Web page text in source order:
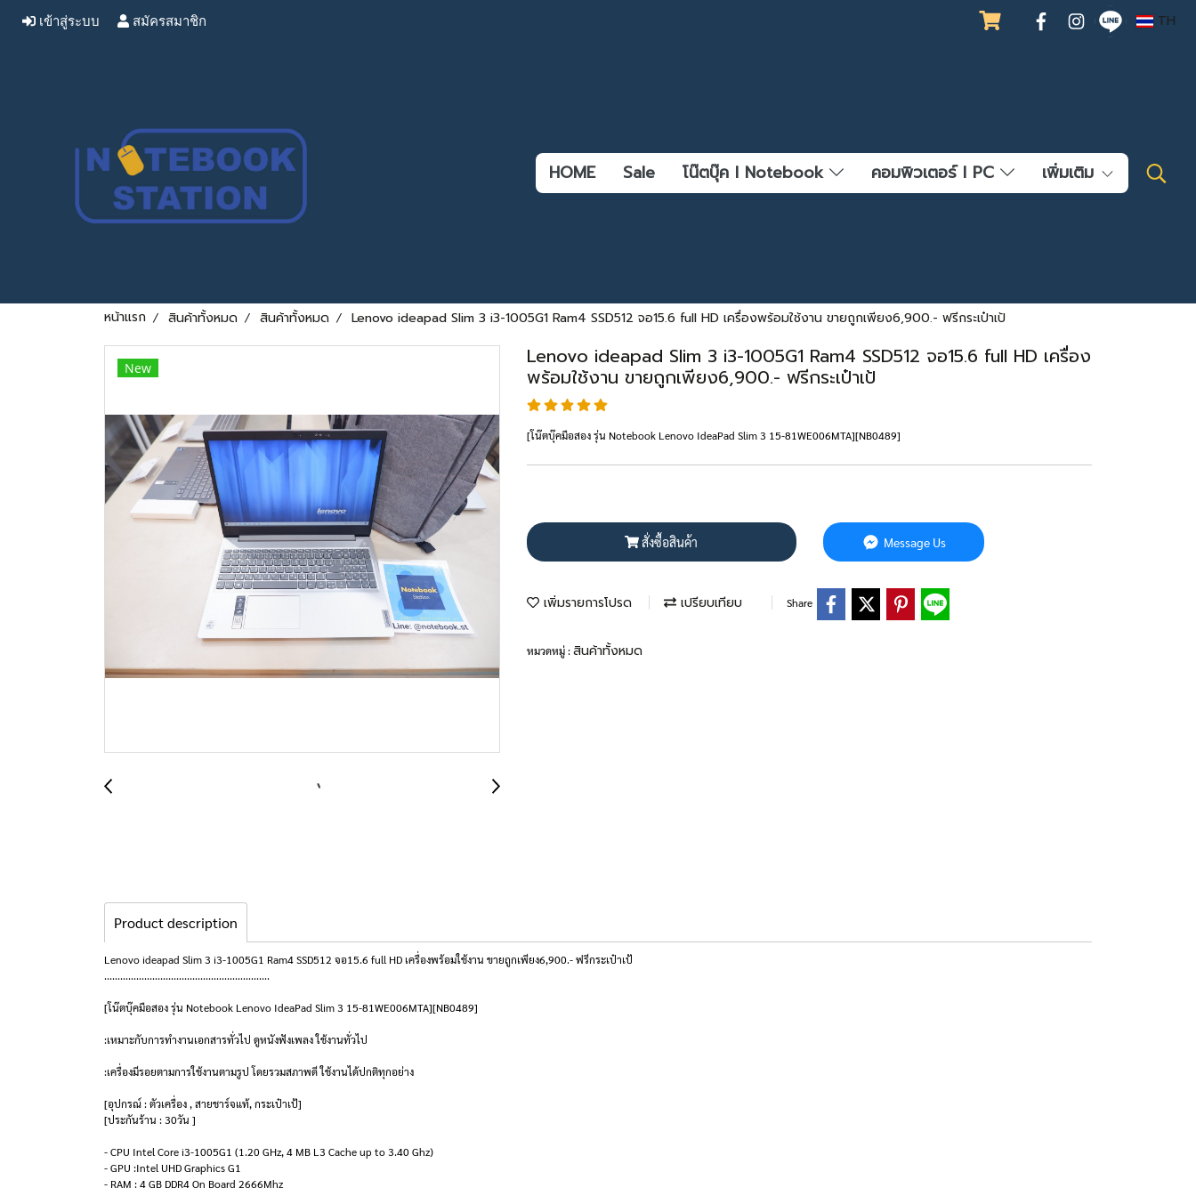
เข้าสู่ระบบ สมัครสมาชิก TH
HOME Sale โน๊ตบุ๊ค l Notebook คอมพิวเตอร์ l PC เพิ่มเติม
หน้าแรก สินค้าทั้งหมด สินค้าทั้งหมด Lenovo ideapad Slim 3 i3-1005G1 Ram4 SSD512 จอ15.6 full HD เครื่องพร้อมใช้งาน ขายถูกเพียง6,900.- ฟรีกระเป๋าเป้
New
Lenovo ideapad Slim 3 i3-1005G1 Ram4 SSD512 จอ15.6 full HD เครื่อง
พร้อมใช้งาน ขายถูกเพียง6,900.- ฟรีกระเป๋าเป้
[โน๊ตบุ๊คมือสอง รุ่น Notebook Lenovo IdeaPad Slim 3 15-81WE006MTA][NB0489]
สั่งซื้อสินค้า Message Us
เพิ่มรายการโปรด เปรียบเทียบ Share
หมวดหมู่ :สินค้าทั้งหมด
Product description
Lenovo ideapad Slim 3 i3-1005G1 Ram4 SSD512 จอ15.6 full HD เครื่องพร้อมใช้งาน ขายถูกเพียง6,900.- ฟรีกระเป๋าเป้
..............................................................
[โน๊ตบุ๊คมือสอง รุ่น Notebook Lenovo IdeaPad Slim 3 15-81WE006MTA][NB0489]
:เหมาะกับการทำงานเอกสารทั่วไป ดูหนังฟังเพลง ใช้งานทั่วไป
:เครื่องมีรอยตามการใช้งานตามรูป โดยรวมสภาพดี ใช้งานได้ปกติทุกอย่าง
[อุปกรณ์ : ตัวเครื่อง , สายชาร์จแท้, กระเป๋าเป้]
[ประกันร้าน : 30วัน ]
- CPU Intel Core i3-1005G1 (1.20 GHz, 4 MB L3 Cache up to 3.40 Ghz)
- GPU :Intel UHD Graphics G1
- RAM : 4 GB DDR4 On Board 2666Mhz